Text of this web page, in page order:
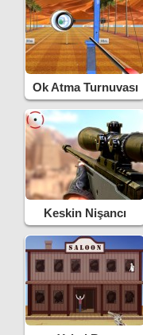
Ok Atma Turnuvası
Keskin Nişancı